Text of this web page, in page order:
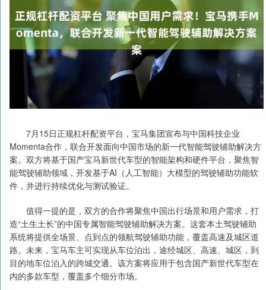
7月15日正规杠杆配资平台，宝马集团宣布与中国科技企业
Momenta合作，联合开发面向中国市场的新一代智能驾驶辅助解决方
案。双方将基于国产宝马新世代车型的智能架构和硬件平台，聚焦智
能驾驶辅助领域，开发基于AI（人工智能）大模型的驾驶辅助功能软
件，并进行持续优化与测试验证。
值得一提的是，双方的合作将聚焦中国出行场景和用户需求，打
造“土生土长”的中国专属智能驾驶辅助解决方案。这套本土驾驶辅助
系统将提供全场景、点到点的领航驾驶辅助功能，覆盖高速及城区道
路。未来，宝马车主可实现从车位泊出，途经城区、高速、城区，到
目的地车位泊入的跨城交通。该方案将应用于包含国产新世代车型在
内的多款车型，覆盖多个细分市场。